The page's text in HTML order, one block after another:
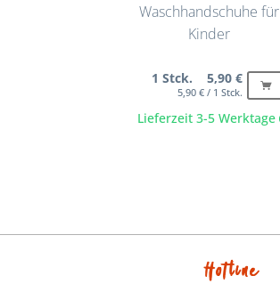
Waschhandschuhe für
Kinder
Lieferzeit 3-5 Werktage
1 Stck. 5,90 €
5,90 € / 1 Stck.
Hotline